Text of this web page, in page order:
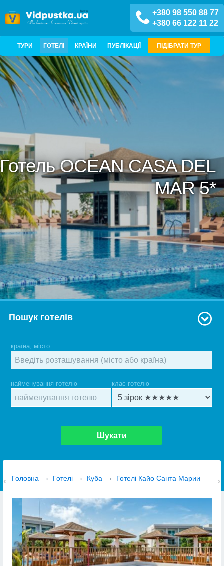
+380 98 550 88 77
+380 66 122 11 22
ТУРИ ГОТЕЛІ КРАЇНИ ПУБЛІКАЦІЇ ПІДІБРАТИ ТУР
Готель OCEAN CASA DEL
MAR 5*
Пошук готелів
країна, місто
найменування готелю клас готелю
Шукати
Головна › Готелі › Куба › Готелі Кайо Санта Марии